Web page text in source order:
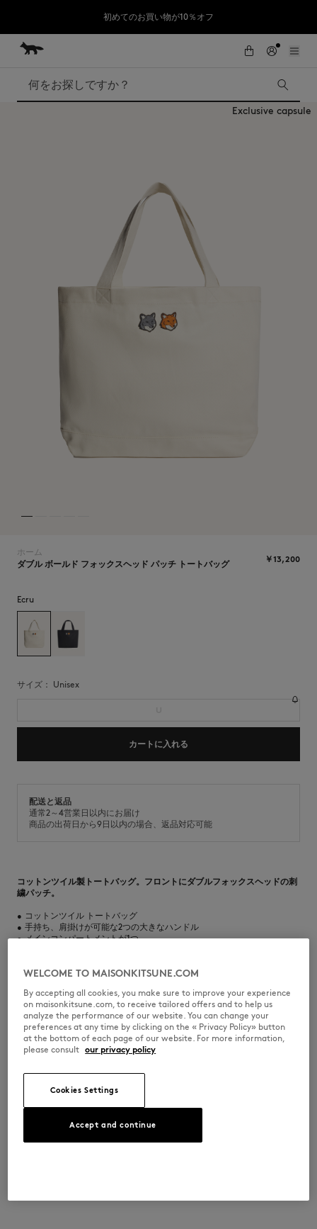
初めてのお買い物が10％オフ
熊本地震の影響により、九州全域でお荷物のお届けに遅延が発生する見込
SUMMER SALE : 2026年春夏コレクションの人気アイテムが、さらにお買
い求めやすくなりました。対象アイテムが最大50%OFF。
コンテンツにスキップ
Skip to Footer
検索
Exclusive capsule
ホーム
ダブル ボールド フォックスヘッド パッチ トートバッグ
￥13,200
Ecru
サイズ： unisex
カートに入れる
配送と返品
通常2～4営業日以内にお届け
商品の出荷日から9日以内の場合、返品対応可能
コットンツイル製トートバッグ。フロントにダブルフォックスヘッドの刺
繍パッチ。
• コットンツイル トートバッグ
• 手持ち、肩掛けが可能な2つの大きなハンドル
• メインコンパートメントが1つ
サイズ：43 x 32.5 cm
OW511CFWW0096-P700
サイズ＆カット
サイズ： UNISEX
サイズガイドを見る
WELCOME TO MAISONKITSUNE.COM
By accepting all cookies, you make sure to improve your experience
on maisonkitsune.com, to receive tailored offers and to help us
analyze the performance of our website. You can change your
preferences at any time by clicking on the « Privacy Policy» button
at the bottom of each page of our website. For more information,
please consult our privacy policy
Cookies Settings
Accept and continue